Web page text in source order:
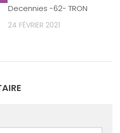
Decennies -62- TRON
24 FÉVRIER 2021